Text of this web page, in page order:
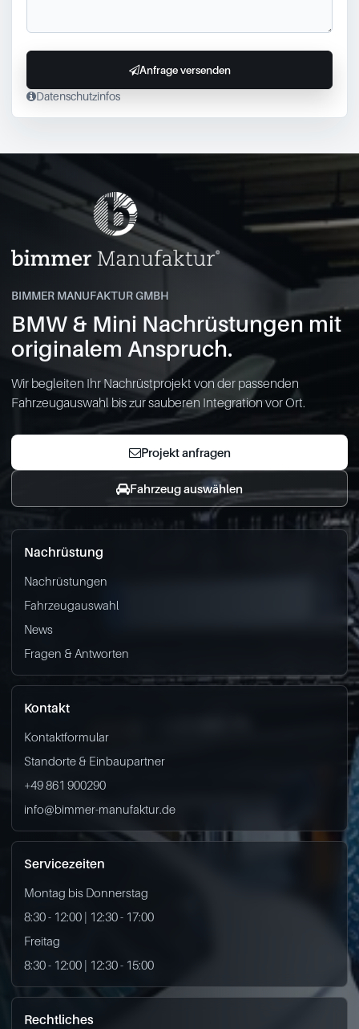
Datenschutzinfos
Anfrage versenden
BIMMER MANUFAKTUR GMBH
BMW & Mini Nachrüstungen mit
originalem Anspruch.
Wir begleiten Ihr Nachrüstprojekt von der passenden
Fahrzeugauswahl bis zur sauberen Integration vor Ort.
Projekt anfragen
Fahrzeug auswählen
Nachrüstung
Nachrüstungen
Fahrzeugauswahl
News
Fragen & Antworten
Kontakt
Kontaktformular
Standorte & Einbaupartner
+49 861 900290
info@bimmer-manufaktur.de
Servicezeiten
Montag bis Donnerstag
8:30 - 12:00 | 12:30 - 17:00
Freitag
8:30 - 12:00 | 12:30 - 15:00
Rechtliches